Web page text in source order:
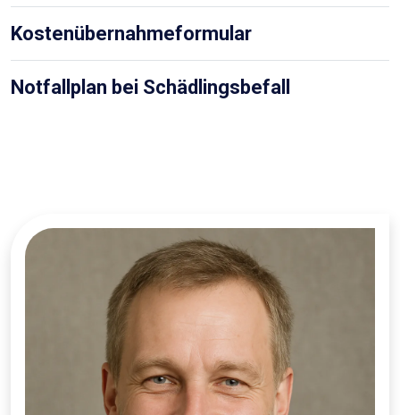
Kostenübernahmeformular
Notfallplan bei Schädlingsbefall